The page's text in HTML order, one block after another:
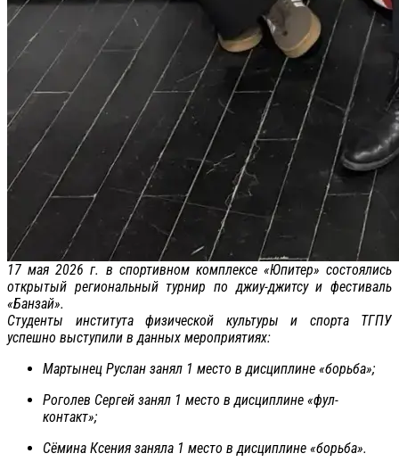
17 мая 2026 г. в спортивном комплексе «Юпитер» состоялись
открытый региональный турнир по джиу-джитсу и фестиваль
«Банзай».
Студенты института физической культуры и спорта ТГПУ
успешно выступили в данных мероприятиях:
Мартынец Руслан занял 1 место в дисциплине «борьба»;
Роголев Сергей занял 1 место в дисциплине «фул-
контакт»;
Сёмина Ксения заняла 1 место в дисциплине «борьба».